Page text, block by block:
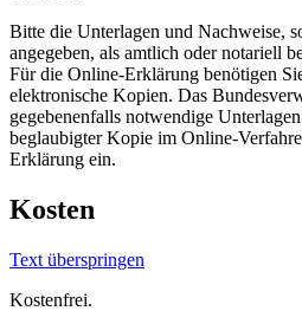
Bitte die Unterlagen und Nachweise,
angegeben, als amtlich oder notariell
Für die Online-Erklärung benötigen
elektronische Kopien. Das
gegebenenfalls notwendige
beglaubigter Kopie im Online-
Erklärung ein.
Kosten
Text überspringen
Kostenfrei.